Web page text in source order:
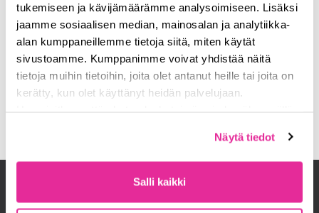
tukemiseen ja kävijämäärämme analysoimiseen. Lisäksi
jaamme sosiaalisen median, mainosalan ja analytiikka-
alan kumppaneillemme tietoja siitä, miten käytät
sivustoamme. Kumppanimme voivat yhdistää näitä
tietoja muihin tietoihin, joita olet antanut heille tai joita on
kerätty, kun olet käyttänyt heidän palvelujaan.
Näytä tiedot
Salli kaikki
Mittarihuolto Hienola